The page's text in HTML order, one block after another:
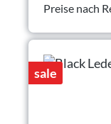
Preise nach
sale